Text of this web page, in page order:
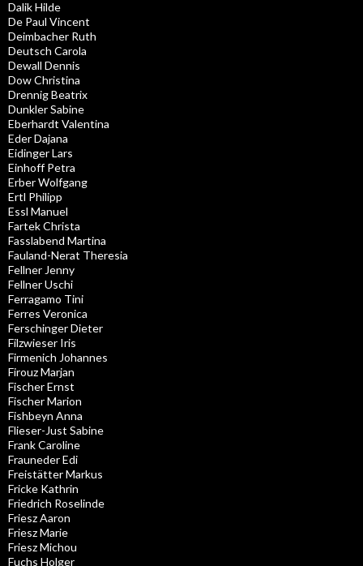
Dalik Hilde
De Paul Vincent
Deimbacher Ruth
Deutsch Carola
Dewall Dennis
Dow Christina
Drennig Beatrix
Dunkler Sabine
Eberhardt Valentina
Eder Dajana
Eidinger Lars
Einhoff Petra
Erber Wolfgang
Ertl Philipp
Essl Manuel
Fartek Christa
Fasslabend Martina
Fauland-Nerat Theresia
Fellner Jenny
Fellner Uschi
Ferragamo Tini
Ferres Veronica
Ferschinger Dieter
Filzwieser Iris
Firmenich Johannes
Firouz Marjan
Fischer Ernst
Fischer Marion
Fishbeyn Anna
Flieser-Just Sabine
Frank Caroline
Frauneder Edi
Freistätter Markus
Fricke Kathrin
Friedrich Roselinde
Friesz Aaron
Friesz Marie
Friesz Michou
Fuchs Holger